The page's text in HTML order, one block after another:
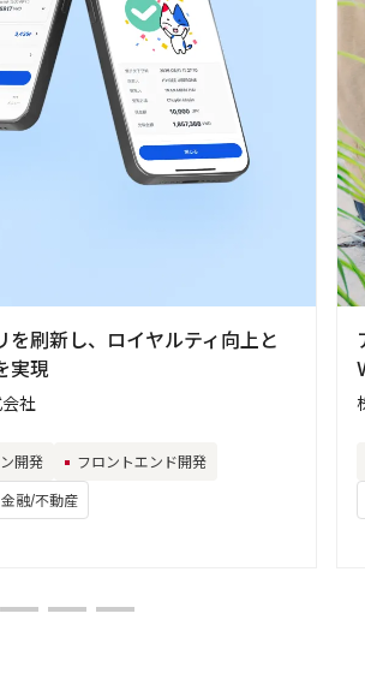
を刷新し、ロイヤルティ向上と
実現
社
開発 フロントエンド開発
金融/不動産